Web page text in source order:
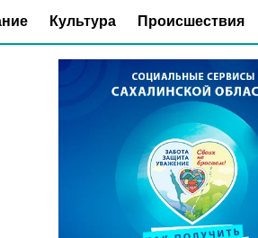
Культура Происшествия